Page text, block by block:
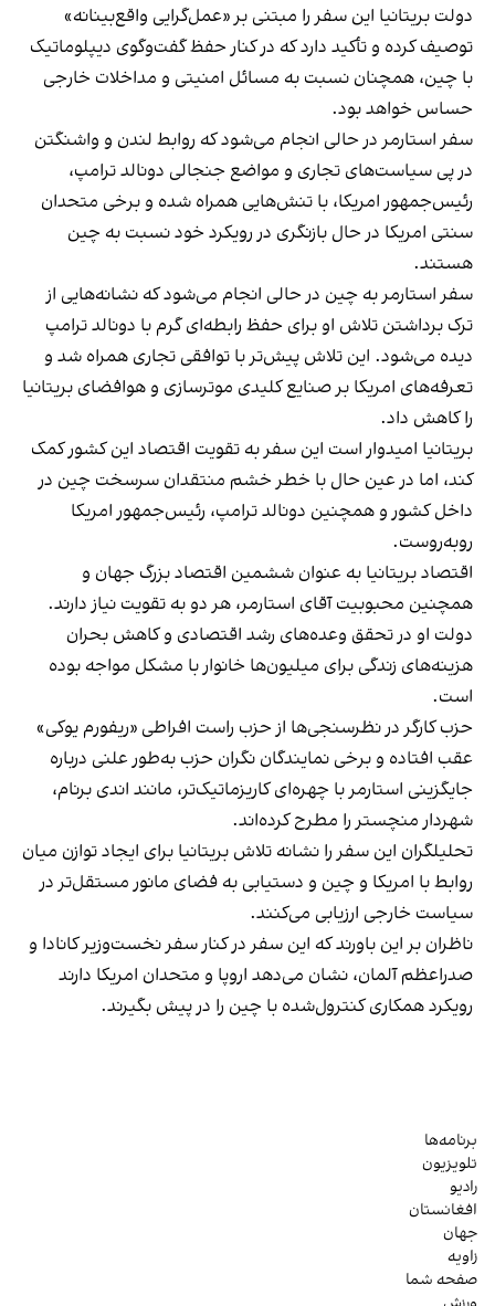
دولت بریتانیا این سفر را مبتنی بر «عمل‌گرایی واقع‌بینانه»
توصیف کرده و تأکید دارد که در کنار حفظ گفت‌وگوی دیپلوماتیک
با چین، همچنان نسبت به مسائل امنیتی و مداخلات خارجی
حساس خواهد بود.
سفر استارمر در حالی انجام می‌شود که روابط لندن و واشنگتن
در پی سیاست‌های تجاری و مواضع جنجالی دونالد ترامپ،
رئیس‌جمهور امریکا، با تنش‌هایی همراه شده و برخی متحدان
سنتی امریکا در حال بازنگری در رویکرد خود نسبت به چین
هستند.
سفر استارمر به چین در حالی انجام می‌شود که نشانه‌هایی از
ترک برداشتن تلاش او برای حفظ رابطه‌ای گرم با دونالد ترامپ
دیده می‌شود. این تلاش پیش‌تر با توافقی تجاری همراه شد و
تعرفه‌های امریکا بر صنایع کلیدی موترسازی و هوافضای بریتانیا
را کاهش داد.
بریتانیا امیدوار است این سفر به تقویت اقتصاد این کشور کمک
کند، اما در عین حال با خطر خشم منتقدان سرسخت چین در
داخل کشور و همچنین دونالد ترامپ، رئیس‌جمهور امریکا
روبه‌روست.
اقتصاد بریتانیا به عنوان ششمین اقتصاد بزرگ جهان و
همچنین محبوبیت آقای استارمر، هر دو به تقویت نیاز دارند.
دولت او در تحقق وعده‌های رشد اقتصادی و کاهش بحران
هزینه‌های زندگی برای میلیون‌ها خانوار با مشکل مواجه بوده
است.
حزب کارگر در نظرسنجی‌ها از حزب راست افراطی «ریفورم یوکی»
عقب افتاده و برخی نمایندگان نگران حزب به‌طور علنی درباره
جایگزینی استارمر با چهره‌ای کاریزماتیک‌تر، مانند اندی برنام،
شهردار منچستر را مطرح کرده‌اند.
تحلیلگران این سفر را نشانه تلاش بریتانیا برای ایجاد توازن میان
روابط با امریکا و چین و دستیابی به فضای مانور مستقل‌تر در
سیاست خارجی ارزیابی می‌کنند.
ناظران بر این باورند که این سفر در کنار سفر نخست‌وزیر کانادا و
صدراعظم آلمان، نشان می‌دهد اروپا و متحدان امریکا دارند
رویکرد همکاری کنترول‌شده با چین را در پیش بگیرند.
برنامه‌ها
تلویزیون
رادیو
افغانستان
جهان
زاویه
صفحه شما